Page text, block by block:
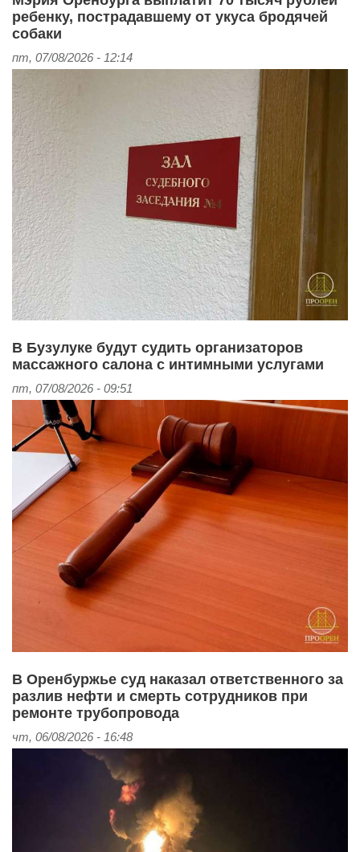
ребенку, пострадавшему от укуса бродячей
собаки
пт, 07/08/2026 - 12:14
В Бузулуке будут судить организаторов
массажного салона с интимными услугами
пт, 07/08/2026 - 09:51
В Оренбуржье суд наказал ответственного за
разлив нефти и смерть сотрудников при
ремонте трубопровода
чт, 06/08/2026 - 16:48